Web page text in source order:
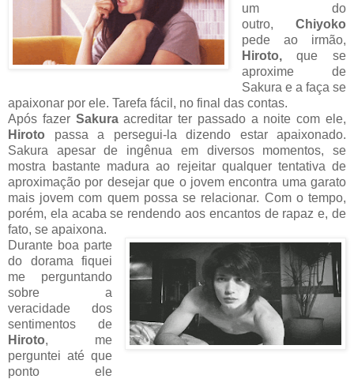
um do
outro, Chiyoko
pede ao irmão,
Hiroto,que se
aproxime de
Sakura e a faça se
apaixonar por ele. Tarefa fácil, no final das contas.
Após fazer Sakuraacreditar ter passado a noite com ele,
Hiroto passa a persegui-la dizendo estar apaixonado.
Sakura apesar de ingênua em diversos momentos, se
mostra bastante madura ao rejeitar qualquer tentativa de
aproximação por desejar que o jovem encontra uma garato
mais jovem com quem possa se relacionar. Com o tempo,
porém, ela acaba se rendendo aos encantos de rapaz e, de
fato, se apaixona.
Durante boa parte
do dorama fiquei
me perguntando
sobre a
veracidade dos
sentimentos de
Hiroto, me
perguntei até que
ponto ele